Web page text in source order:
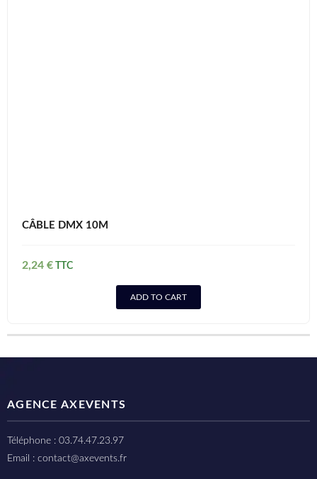
CÂBLE DMX 10M
2,24 €
ADD TO CART
AGENCE AXEVENTS
Téléphone : 03.74.47.23.97
Email : contact@axevents.fr